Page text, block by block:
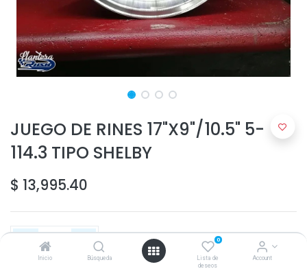
Inicio Búsqueda
0
Lista de
deseos
Account
JUEGO DE RINES 17"X9"/10.5" 5-
114.3 TIPO SHELBY
$ 13,995.40